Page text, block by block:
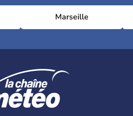
Marseille